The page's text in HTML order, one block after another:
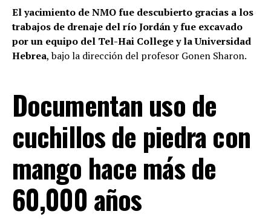
El yacimiento de NMO fue descubierto gracias a los
trabajos de drenaje del río Jordán y fue excavado
por un equipo del Tel-Hai College y la Universidad
Hebrea, bajo la dirección del profesor Gonen Sharon.
Documentan uso de
cuchillos de piedra con
mango hace más de
60,000 años